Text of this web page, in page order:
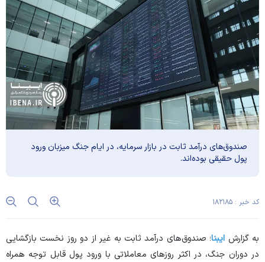
صندوق‌های درآمد ثابت در بازار سرمایه، در ایام جنگ میزبان ورود
پول حقیقی بوده‌اند.
کد خبر : ۱۸۲۱۸۵
به گزارش ایبنا؛ صندوق‌های درآمد ثابت به غیر از دو روز نخست بازگشایی
در دوران جنگ، در اکثر روز‌های معاملاتی با ورود پول قابل توجه همراه